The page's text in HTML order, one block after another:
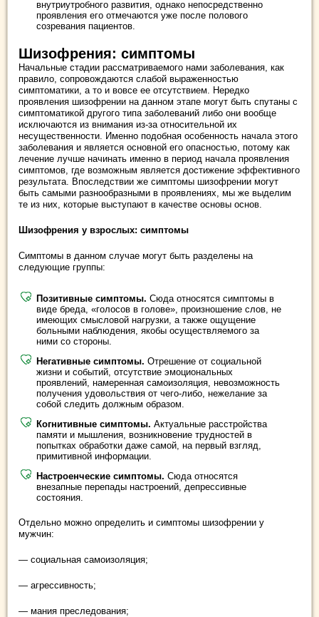
внутриутробного развития, однако непосредственно
проявления его отмечаются уже после полового
созревания пациентов.
Шизофрения: симптомы
Начальные стадии рассматриваемого нами заболевания, как
правило, сопровождаются слабой выраженностью
симптоматики, а то и вовсе ее отсутствием. Нередко
проявления шизофрении на данном этапе могут быть спутаны с
симптоматикой другого типа заболеваний либо они вообще
исключаются из внимания из-за относительной их
несущественности. Именно подобная особенность начала этого
заболевания и является основной его опасностью, потому как
лечение лучше начинать именно в период начала проявления
симптомов, где возможным является достижение эффективного
результата. Впоследствии же симптомы шизофрении могут
быть самыми разнообразными в проявлениях, мы же выделим
те из них, которые выступают в качестве основы основ.
Шизофрения у взрослых: симптомы
Симптомы в данном случае могут быть разделены на
следующие группы:
Позитивные симптомы. Сюда относятся симптомы в
виде бреда, «голосов в голове», произношение слов, не
имеющих смысловой нагрузки, а также ощущение
больными наблюдения, якобы осуществляемого за
ними со стороны.
Негативные симптомы. Отрешение от социальной
жизни и событий, отсутствие эмоциональных
проявлений, намеренная самоизоляция, невозможность
получения удовольствия от чего-либо, нежелание за
собой следить должным образом.
Когнитивные симптомы. Актуальные расстройства
памяти и мышления, возникновение трудностей в
попытках обработки даже самой, на первый взгляд,
примитивной информации.
Настроенческие симптомы. Сюда относятся
внезапные перепады настроений, депрессивные
состояния.
Отдельно можно определить и симптомы шизофрении у
мужчин:
— социальная самоизоляция;
— агрессивность;
— мания преследования;